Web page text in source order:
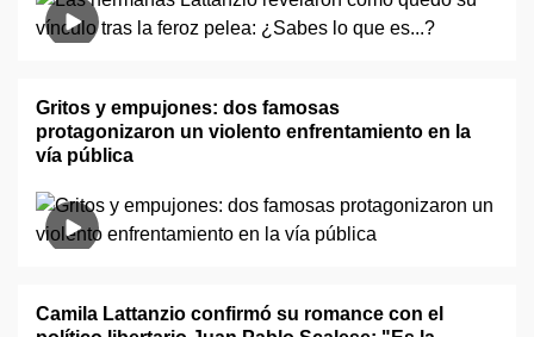
Gritos y empujones: dos famosas
protagonizaron un violento enfrentamiento en la
vía pública
Camila Lattanzio confirmó su romance con el